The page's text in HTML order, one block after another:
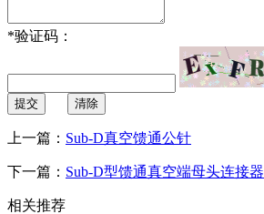
*验证码：
提交 清除
上一篇： Sub-D真空馈通公针
下一篇： Sub-D型馈通真空端母头连接器
相关推荐